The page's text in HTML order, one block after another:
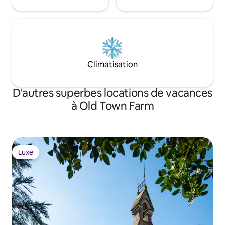
Climatisation
D'autres superbes locations de vacances
à Old Town Farm
Luxe
Luxe